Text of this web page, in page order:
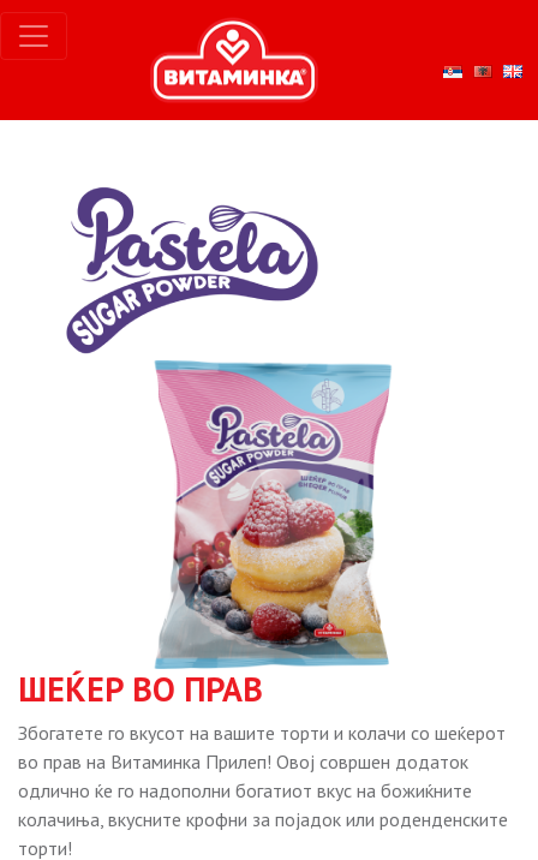
ШЕЌЕР ВО ПРАВ
Збогатете го вкусот на вашите торти и колачи со шеќерот
во прав на Витаминка Прилеп! Овој совршен додаток
одлично ќе го надополни богатиот вкус на божиќните
колачиња, вкусните крофни за појадок или роденденските
торти!